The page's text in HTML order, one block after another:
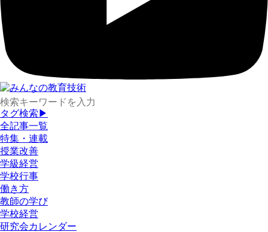
タグ検索▶
全記事一覧
特集・連載
授業改善
学級経営
学校行事
働き方
教師の学び
学校経営
研究会カレンダー